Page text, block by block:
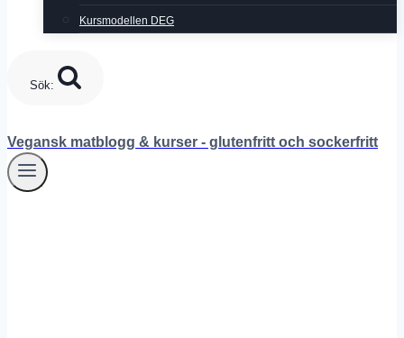
Kursmodellen DEG
Sök:
Vegansk matblogg & kurser - glutenfritt och sockerfritt